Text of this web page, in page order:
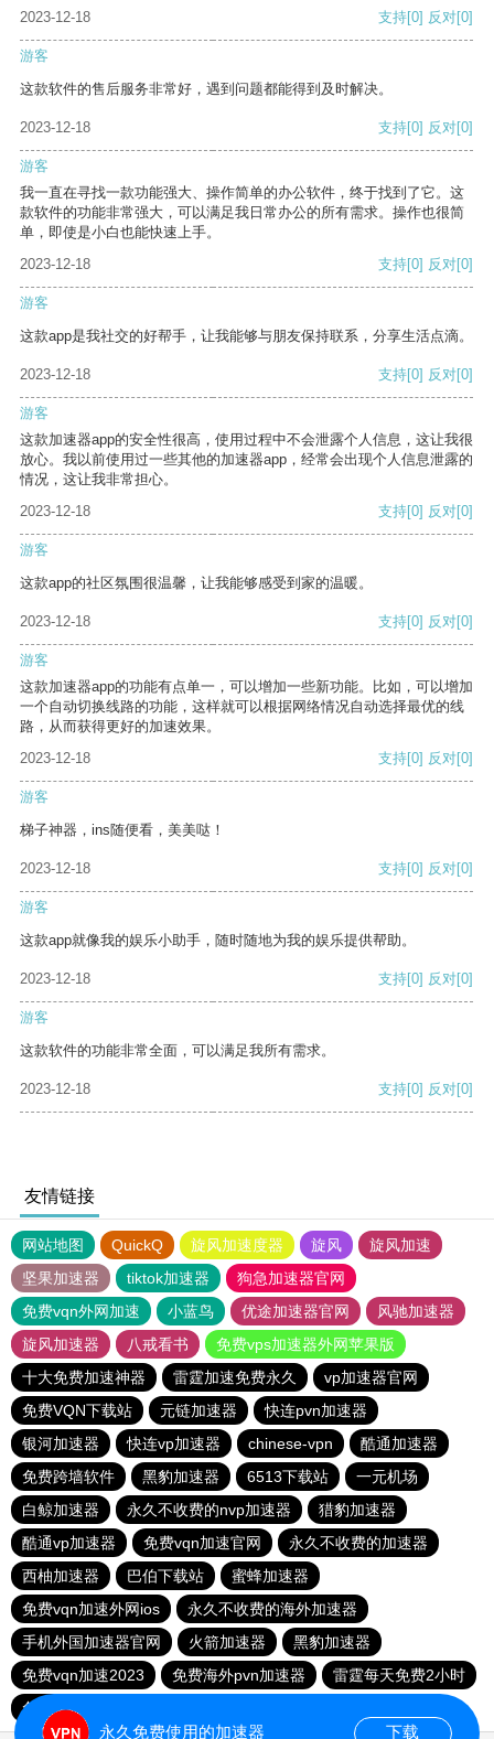
2023-12-18
支持[0] 反对[0]
游客
这款软件的售后服务非常好，遇到问题都能得到及时解决。
2023-12-18 支持[0] 反对[0]
游客
我一直在寻找一款功能强大、操作简单的办公软件，终于找到了它。这
款软件的功能非常强大，可以满足我日常办公的所有需求。操作也很简
单，即使是小白也能快速上手。
2023-12-18
支持[0] 反对[0]
游客
这款app是我社交的好帮手，让我能够与朋友保持联系，分享生活点滴。
2023-12-18 支持[0] 反对[0]
游客
这款加速器app的安全性很高，使用过程中不会泄露个人信息，这让我很
放心。我以前使用过一些其他的加速器app，经常会出现个人信息泄露的
情况，这让我非常担心。
2023-12-18
支持[0] 反对[0]
游客
这款app的社区氛围很温馨，让我能够感受到家的温暖。
2023-12-18 支持[0] 反对[0]
游客
这款加速器app的功能有点单一，可以增加一些新功能。比如，可以增加
一个自动切换线路的功能，这样就可以根据网络情况自动选择最优的线
路，从而获得更好的加速效果。
2023-12-18
支持[0] 反对[0]
游客
梯子神器，ins随便看，美美哒！
2023-12-18 支持[0] 反对[0]
游客
这款app就像我的娱乐小助手，随时随地为我的娱乐提供帮助。
2023-12-18 支持[0] 反对[0]
游客
这款软件的功能非常全面，可以满足我所有需求。
2023-12-18 支持[0] 反对[0]
友情链接
网站地图 QuickQ 旋风加速度器 旋风
旋风加速
坚果加速器
tiktok加速器
狗急加速器官网
免费vqn外网加速
小蓝鸟 优途加速器官网
风驰加速器
旋风加速器
八戒看书
免费vps加速器外网苹果版
十大免费加速神器
雷霆加速免费永久
vp加速器官网
免费VQN下载站
元链加速器
快连pvn加速器
银河加速器
快连vp加速器 chinese-vpn
酷通加速器
免费跨墙软件
黑豹加速器 6513下载站
一元机场
白鲸加速器
永久不收费的nvp加速器
猎豹加速器
酷通vp加速器
免费vqn加速官网
永久不收费的加速器
西柚加速器
巴伯下载站
蜜蜂加速器
免费vqn加速外网ios
永久不收费的海外加速器
手机外国加速器官网
火箭加速器
黑豹加速器
免费vqn加速2023
免费海外pvn加速器
雷霆每天免费2小时
免费vqn加速外网
永久免费使用的加速器 下载